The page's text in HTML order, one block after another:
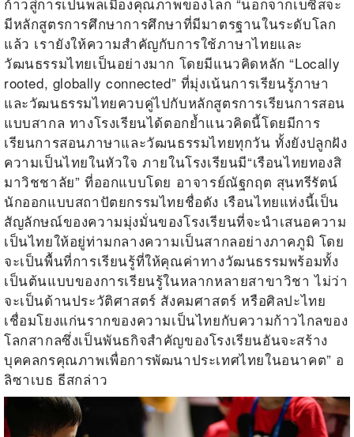
มีหลักสูตรการศึกษาการศึกษาที่มีมาตรฐานในระดับโลก
แล้ว เรายังให้ความสำคัญกับการใช้ภาษาไทยและ
วัฒนธรรมไทยเป็นอย่างมาก โดยมีแนวคิดหลัก “Locally
rooted, globally connected” ที่มุ่งเน้นการเรียนรู้ภาษา
และวัฒนธรรมไทยควบคู่ไปกับหลักสูตรการเรียนการสอน
แบบสากล ทางโรงเรียนได้ตอกย้ำแนวคิดนี้โดยมีการ
เรียนการสอนภาษาและวัฒนธรรมไทยทุกวัน ทั้งยังปลูกฝัง
ความเป็นไทยในหัวใจ ภายในโรงเรียนมี“เรือนไทยทองสิ
มาวิชชาลัย”ที่ออกแบบโดย อาจารย์ณัฐกฤต สุนทรีรัตน์
นักออกแบบสถาปัตยกรรมไทยชื่อดัง เรือนไทยแห่งนี้เป็น
สัญลักษณ์ของความมุ่งมั่นของโรงเรียนที่จะนำเสนอความ
เป็นไทยให้อยู่ท่ามกลางความเป็นสากลอย่างภาคภูมิ โดย
จะเป็นพื้นที่การเรียนรู้ที่ให้คุณค่าทางวัฒนธรรมพร้อมทั้ง
เป็นต้นแบบของการเรียนรู้ในหลากหลายสาขาวิชา ไม่ว่า
จะเป็นด้านประวัติศาสตร์ สังคมศาสตร์ หรือศิลปะไทย
เชื่อมโยงแก่นรากของความเป็นไทยกับความก้าวไกลของ
โลกสากลซึ่งเป็นพันธกิจสำคัญของโรงเรียนอันจะสร้าง
บุคคลกรคุณภาพเพื่อการพัฒนาประเทศไทยในอนาคต” อ
ลิซาเบธ ธีสกล่าว